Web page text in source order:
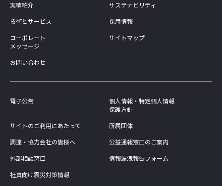
実績紹介
サステナビリティ
技術とサービス
採用情報
コーポレート
メッセージ
サイトマップ
お問い合わせ
電子公告
個人情報・特定個人情報
保護方針
サイトのご利用にあたって
所属団体
調達・協力会社の皆様へ
公益通報窓口のご案内
外部相談窓口
情報漏洩報告フォーム
社員向け震災対策情報